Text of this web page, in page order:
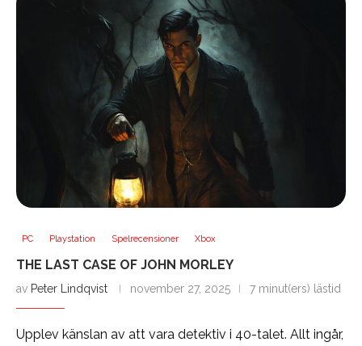
PC Playstation Spelrecensioner Xbox
THE LAST CASE OF JOHN MORLEY
av Peter Lindqvist november 27, 2025 7 minut(ers) lästid
Upplev känslan av att vara detektiv i 40-talet. Allt ingår,